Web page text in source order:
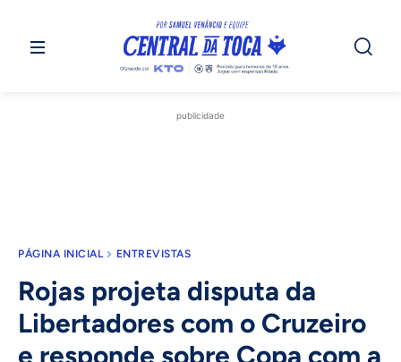
publicidade
PÁGINA INICIAL ENTREVISTAS
Rojas projeta disputa da
Libertadores com o Cruzeiro